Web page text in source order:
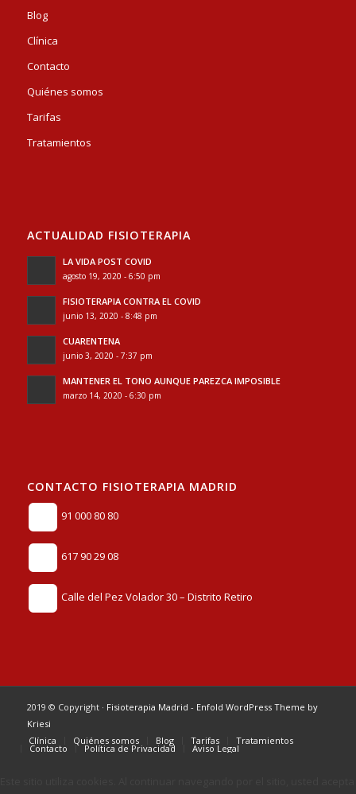
Blog
Clínica
Contacto
Quiénes somos
Tarifas
Tratamientos
ACTUALIDAD FISIOTERAPIA
LA VIDA POST COVID
agosto 19, 2020 - 6:50 pm
FISIOTERAPIA CONTRA EL COVID
junio 13, 2020 - 8:48 pm
CUARENTENA
junio 3, 2020 - 7:37 pm
MANTENER EL TONO AUNQUE PAREZCA IMPOSIBLE
marzo 14, 2020 - 6:30 pm
CONTACTO FISIOTERAPIA MADRID
91 000 80 80
617 90 29 08
Calle del Pez Volador 30 – Distrito Retiro
2019 © Copyright · Fisioterapia Madrid - Enfold WordPress Theme by
Kriesi
Clínica
Quiénes somos Blog Tarifas Tratamientos
Contacto Política de Privacidad Aviso Legal